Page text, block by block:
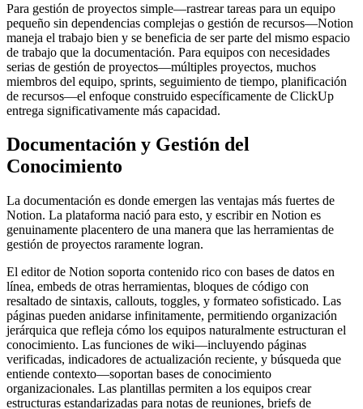
Para gestión de proyectos simple—rastrear tareas para un equipo
pequeño sin dependencias complejas o gestión de recursos—Notion
maneja el trabajo bien y se beneficia de ser parte del mismo espacio
de trabajo que la documentación. Para equipos con necesidades
serias de gestión de proyectos—múltiples proyectos, muchos
miembros del equipo, sprints, seguimiento de tiempo, planificación
de recursos—el enfoque construido específicamente de ClickUp
entrega significativamente más capacidad.
Documentación y Gestión del
Conocimiento
La documentación es donde emergen las ventajas más fuertes de
Notion. La plataforma nació para esto, y escribir en Notion es
genuinamente placentero de una manera que las herramientas de
gestión de proyectos raramente logran.
El editor de Notion soporta contenido rico con bases de datos en
línea, embeds de otras herramientas, bloques de código con
resaltado de sintaxis, callouts, toggles, y formateo sofisticado. Las
páginas pueden anidarse infinitamente, permitiendo organización
jerárquica que refleja cómo los equipos naturalmente estructuran el
conocimiento. Las funciones de wiki—incluyendo páginas
verificadas, indicadores de actualización reciente, y búsqueda que
entiende contexto—soportan bases de conocimiento
organizacionales. Las plantillas permiten a los equipos crear
estructuras estandarizadas para notas de reuniones, briefs de